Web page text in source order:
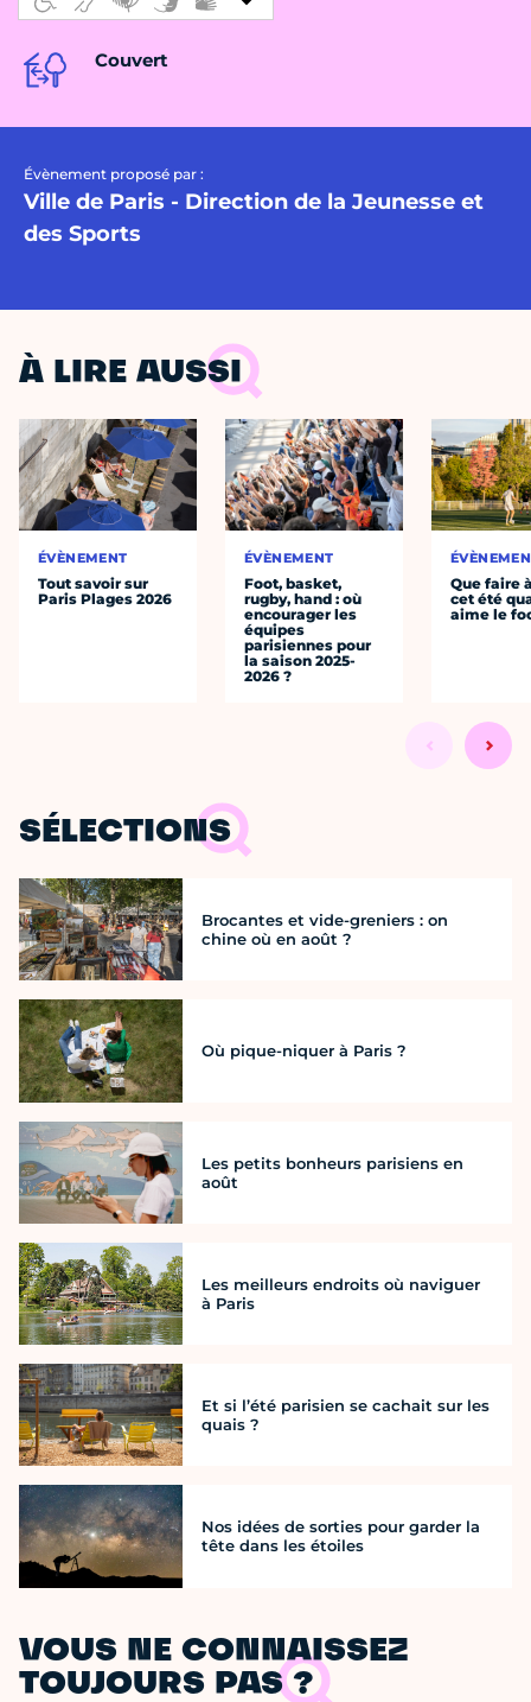
Couvert
Évènement proposé par :
Ville de Paris - Direction de la Jeunesse et
des Sports
À LIRE AUSSI
ÉVÈNEMENT
Tout savoir sur
Paris Plages 2026
ÉVÈNEMENT
Foot, basket,
rugby, hand : où
encourager les
équipes
parisiennes pour
la saison 2025-
2026 ?
Que faire
cet été
aime le
SÉLECTIONS
Brocantes et vide-greniers : on
chine où en août ?
Où pique-niquer à Paris ?
Les petits bonheurs parisiens en
août
Les meilleurs endroits où naviguer
à Paris
Et si l’été parisien se cachait sur les
quais ?
Nos idées de sorties pour garder la
tête dans les étoiles
VOUS NE CONNAISSEZ
TOUJOURS PAS ?